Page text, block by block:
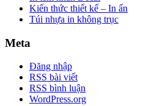
Kiến thức thiết kế – In ấn
Túi nhựa in không trục
Meta
Đăng nhập
RSS bài viết
RSS bình luận
WordPress.org